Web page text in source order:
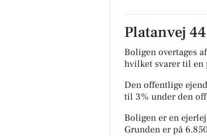
Platanvej
Boligen overtages
hvilket svarer til en
Den offentlige
til 3% under den
Boligen er en
Grunden er på